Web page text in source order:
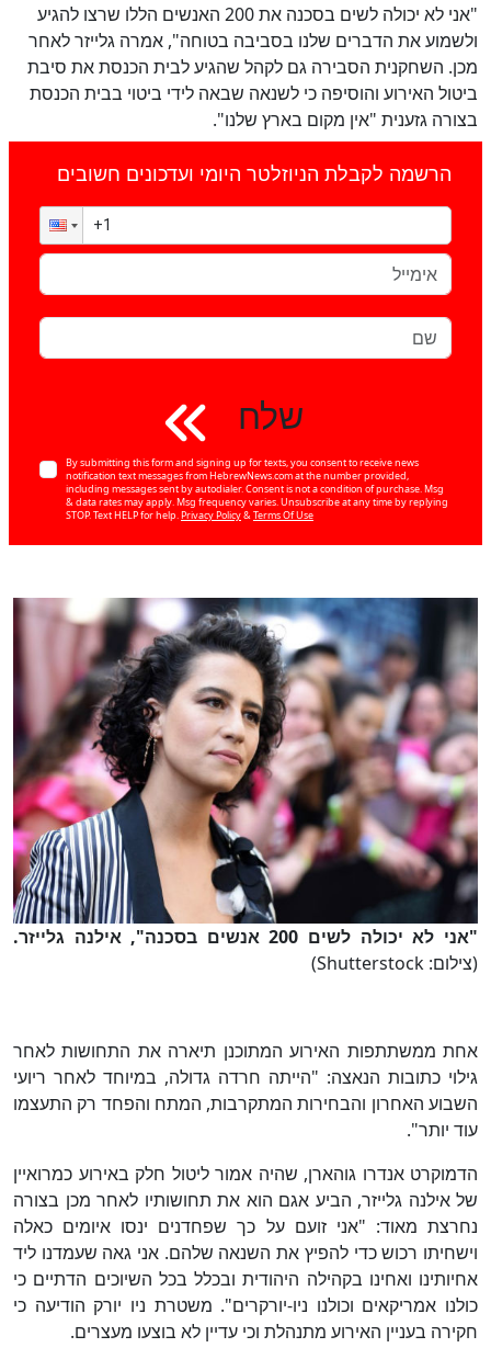
"אני לא יכולה לשים בסכנה את 200 האנשים הללו שרצו להגיע
ולשמוע את הדברים שלנו בסביבה בטוחה", אמרה גלייזר לאחר
מכן. השחקנית הסבירה גם לקהל שהגיע לבית הכנסת את סיבת
ביטול האירוע והוסיפה כי לשנאה שבאה לידי ביטוי בבית הכנסת
בצורה גזענית "אין מקום בארץ שלנו".
הרשמה לקבלת הניוזלטר היומי ועדכונים חשובים
שלח
By submitting this form and signing up for texts, you consent to receive news
notification text messages from HebrewNews.com at the number provided,
including messages sent by autodialer. Consent is not a condition of purchase. Msg
& data rates may apply. Msg frequency varies. Unsubscribe at any time by replying
STOP. Text HELP for help. Privacy Policy& Terms Of Use
"אני לא יכולה לשים 200 אנשים בסכנה", אילנה גלייזר.
(צילום: Shutterstock)
אחת ממשתתפות האירוע המתוכנן תיארה את התחושות לאחר
גילוי כתובות הנאצה: "הייתה חרדה גדולה, במיוחד לאחר ריועי
השבוע האחרון והבחירות המתקרבות, המתח והפחד רק התעצמו
עוד יותר".
הדמוקרט אנדרו גוהארן, שהיה אמור ליטול חלק באירוע כמרואיין
של אילנה גלייזר, הביע אגם הוא את תחושותיו לאחר מכן בצורה
נחרצת מאוד: "אני זועם על כך שפחדנים ינסו איומים כאלה
וישחיתו רכוש כדי להפיץ את השנאה שלהם. אני גאה שעמדנו ליד
אחיותינו ואחינו בקהילה היהודית ובכלל בכל השיוכים הדתיים כי
כולנו אמריקאים וכולנו ניו-יורקרים". משטרת ניו יורק הודיעה כי
חקירה בעניין האירוע מתנהלת וכי עדיין לא בוצעו מעצרים.